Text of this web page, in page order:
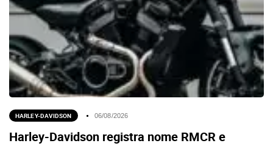
HARLEY-DAVIDSON 06/08/2026
Harley-Davidson registra nome RMCR e